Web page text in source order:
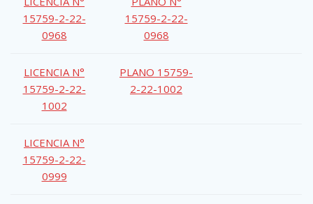
15759-2-22-
0968
15759-2-22-
0968
LICENCIA N°
15759-2-22-
1002
PLANO 15759-
2-22-1002
LICENCIA N°
15759-2-22-
0999